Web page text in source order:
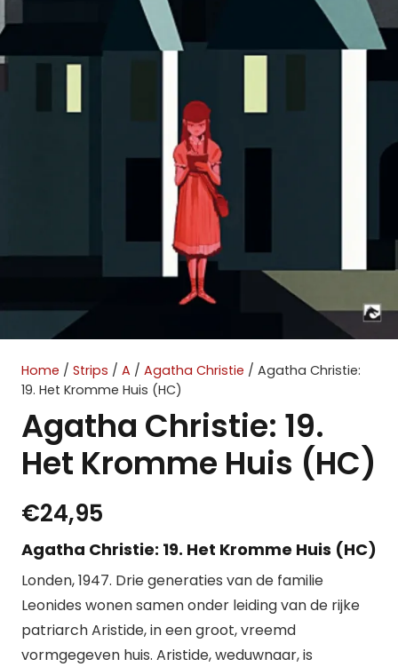
Home / Strips / A / Agatha Christie / Agatha Christie:
19. Het Kromme Huis (HC)
Agatha Christie: 19.
Het Kromme Huis (HC)
€24,95
Agatha Christie: 19. Het Kromme Huis (HC)
Londen, 1947. Drie generaties van de familie
Leonides wonen samen onder leiding van de rijke
patriarch Aristide, in een groot, vreemd
vormgegeven huis. Aristide, weduwnaar, is